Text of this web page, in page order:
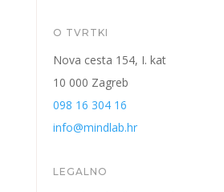
O TVRTKI
Nova cesta 154, I. kat
10 000 Zagreb
098 16 304 16
info@mindlab.hr
LEGALNO